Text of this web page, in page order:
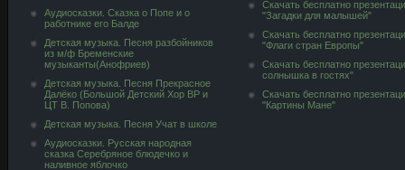
Аудиосказки. Сказка о Попе и о
работнике его Балде
Детская музыка. Песня разбойников
из м/ф Бременские
музыканты(Анофриев)
Детская музыка. Песня Прекрасное
Далёко (Большой Детский Хор ВР и
ЦТ В. Попова)
Детская музыка. Песня Учат в школе
Аудиосказки. Русская народная
сказка Серебряное блюдечко и
наливное яблочко
Скачать бесплатно
"Загадки для малышей"
Скачать бесплатно
"Флаги стран Европы"
Скачать бесплатно
солнышка в гостях"
Скачать бесплатно
"Картины Мане"